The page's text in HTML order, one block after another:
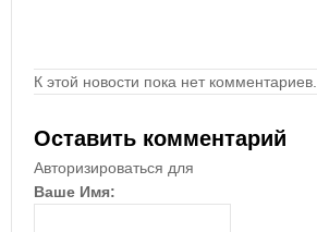
К этой новости пока нет комментариев.
Оставить комментарий
Авторизироваться для
Ваше Имя: